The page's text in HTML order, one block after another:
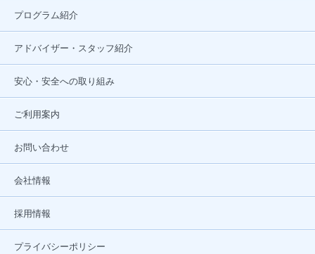
プログラム紹介
アドバイザー・スタッフ紹介
安心・安全への取り組み
ご利用案内
お問い合わせ
会社情報
採用情報
プライバシーポリシー